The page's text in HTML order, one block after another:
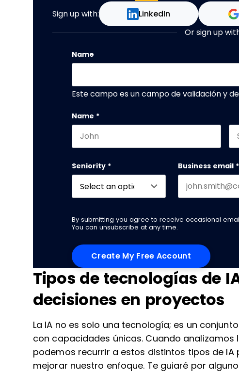
Sign up with: LinkedIn
Or sign up
Name
Este campo es un campo de validación y
Name *
Seniority * Business email *
By submitting you agree to receive occasional
You can unsubscribe at any time.
Tipos de tecnologías de
decisiones en proyectos
La IA no es solo una tecnología; es un
con capacidades únicas. Cuando
podemos recurrir a estos distintos tipos de
mejorar nuestro enfoque. Te guiaré por